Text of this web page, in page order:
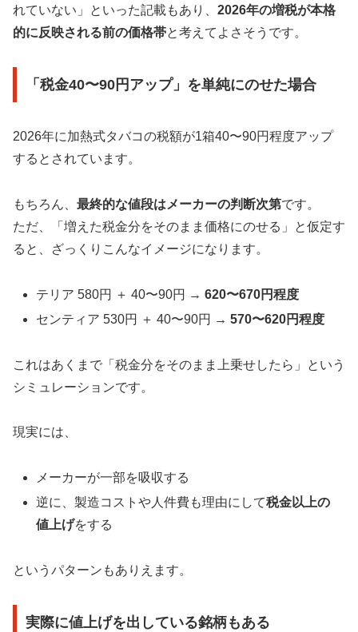
れていない」といった記載もあり、 2026年の増税が本格
的に反映される前の価格帯と考えてよさそうです。
「税金40〜90円アップ」を単純にのせた場合
2026年に加熱式タバコの税額が1箱40〜90円程度アップ
するとされています。
もちろん、 最終的な値段はメーカーの判断次第です。
ただ、「増えた税金分をそのまま価格にのせる」と仮定す
ると、ざっくりこんなイメージになります。
テリア 580円 ＋ 40〜90円 →620〜670円程度
センティア 530円 ＋ 40〜90円 →570〜620円程度
これはあくまで「税金分をそのまま上乗せしたら」という
シミュレーションです。
現実には、
メーカーが一部を吸収する
逆に、製造コストや人件費も理由にして税金以上の
値上げをする
というパターンもありえます。
実際に値上げを出している銘柄もある